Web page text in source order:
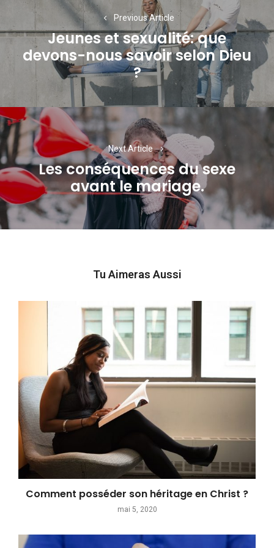
l’article
Previous Article
Previous
post:
Jeunes et sexualité: que
devons-nous savoir selon Dieu
?
Next Article
Next
post:
Les conséquences du sexe
avant le mariage.
Tu Aimeras Aussi
Comment posséder son héritage en Christ ?
mai 5, 2020